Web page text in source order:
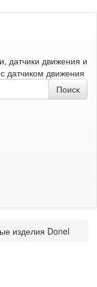
датчики движения и
датчиком движения
изделия Donel